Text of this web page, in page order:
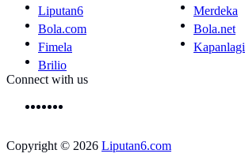
Liputan6
Merdeka
Bola.com
Bola.net
Fimela
Kapanlagi
Brilio
Connect with us
Copyright © 2026 Liputan6.com